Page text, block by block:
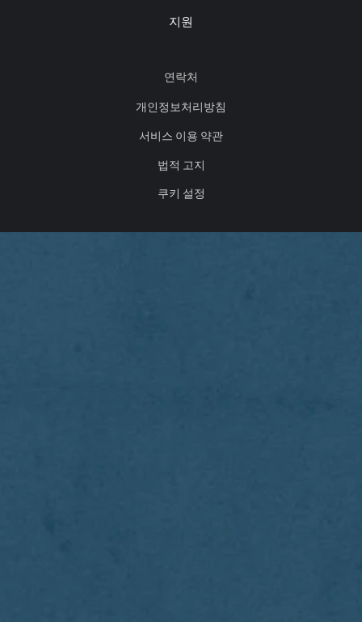
지원
연락처
개인정보처리방침
서비스 이용 약관
법적 고지
쿠키 설정